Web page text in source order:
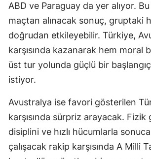
ABD ve Paraguay da yer alıyor.
maçtan alınacak sonuç, gruptaki
doğrudan etkileyebilir. Türkiye,
karşısında kazanarak hem moral
üst tur yolunda güçlü bir
istiyor.
Avustralya ise favori gösterilen
karşısında sürpriz arayacak. Fizik
disiplini ve hızlı hücumlarla
çalışacak rakip karşısında A Milli